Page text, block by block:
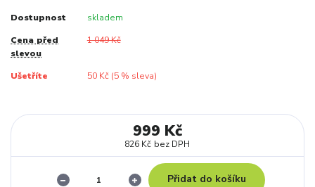
Dostupnost skladem
Cena před
slevou
1 049 Kč
Ušetříte 50 Kč (5% sleva)
999 Kč
826 Kč bez DPH
Přidat do košíku